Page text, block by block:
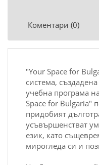
Коментари (0)
"Your Space for
система,
учебна програма
Space for Bulgaria"
придобият
усъвършенстват
език, като
мирогледа си и